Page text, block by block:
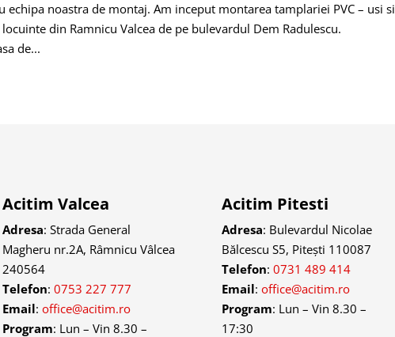
noastra de montaj. Am inceput montarea tamplariei PVC – usi si
din Ramnicu Valcea de pe bulevardul Dem Radulescu.
de...
Acitim Valcea
Adresa: Strada General
Magheru nr.2A, Râmnicu Vâlcea
240564
Telefon:0753 227 777
Email:office@acitim.ro
Program: Lun – Vin 8.30 –
Acitim Pitesti
Adresa: Bulevardul Nicolae
Bălcescu S5, Pitești 110087
Telefon:0731 489 414
Email:office@acitim.ro
Program: Lun – Vin 8.30 –
17:30